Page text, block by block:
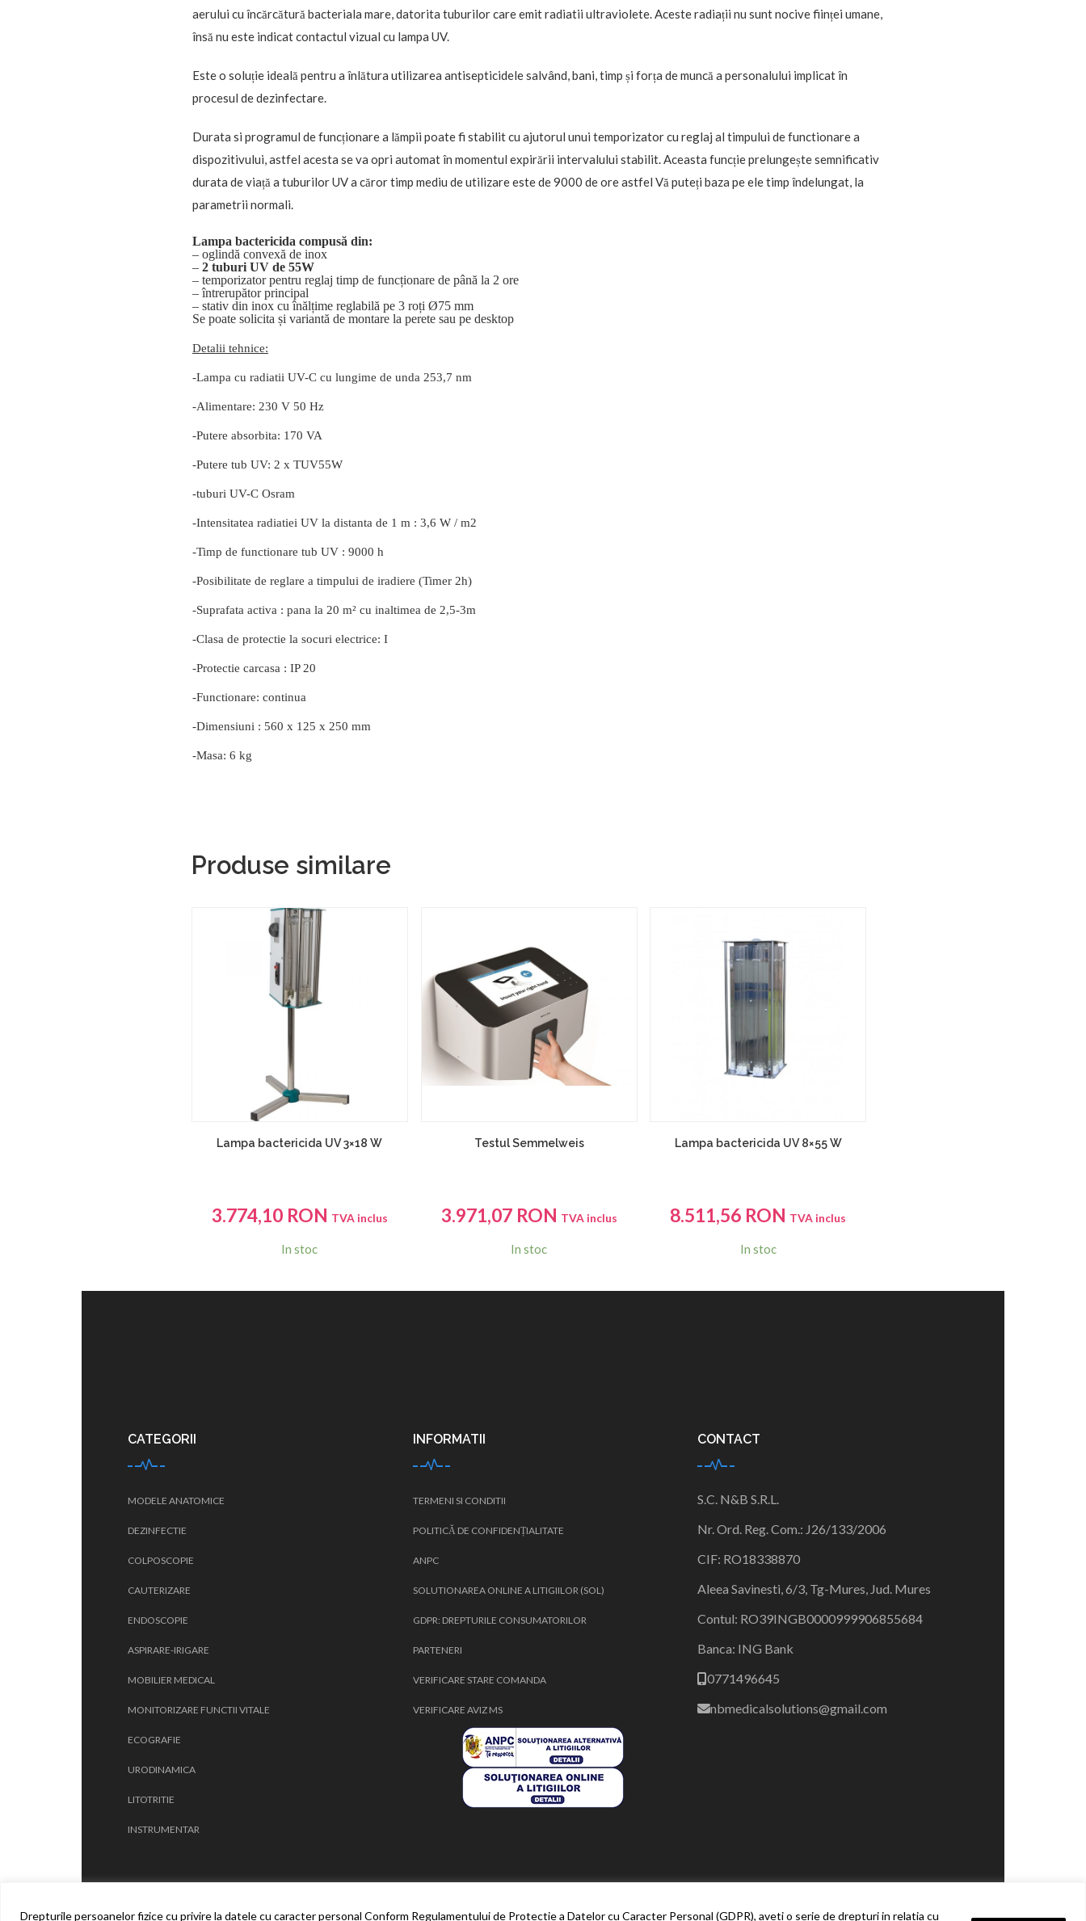
Drepturile persoanelor fizice cu privire la datele cu caracter personal Conform Regulamentului de Protectie a Datelor cu Caracter Personal (GDPR), aveti o serie de drepturi in relatia cu
aerului cu încărcătură bacteriala mare, datorita tuburilor care emit radiatii ultraviolete. Aceste radiații nu sunt nocive ființei umane,
însă nu este indicat contactul vizual cu lampa UV.
Este o soluție ideală pentru a înlătura utilizarea antisepticidele salvând, bani, timp și forța de muncă a personalului implicat în
procesul de dezinfectare.
Durata si programul de funcționare a lămpii poate fi stabilit cu ajutorul unui temporizator cu reglaj al timpului de functionare a
dispozitivului, astfel acesta se va opri automat în momentul expirării intervalului stabilit. Aceasta funcție prelungește semnificativ
durata de viață a tuburilor UV a căror timp mediu de utilizare este de 9000 de ore astfel Vă puteți baza pe ele timp îndelungat, la
parametrii normali.
Lampa bactericida compusă din:
– oglindă convexă de inox
– 2 tuburi UV de 55W
– temporizator pentru reglaj timp de funcționare de până la 2 ore
– întrerupător principal
– stativ din inox cu înălțime reglabilă pe 3 roți Ø75 mm
Se poate solicita și variantă de montare la perete sau pe desktop
Detalii tehnice:
-Lampa cu radiatii UV-C cu lungime de unda 253,7 nm
-Alimentare: 230 V 50 Hz
-Putere absorbita: 170 VA
-Putere tub UV: 2 x TUV55W
-tuburi UV-C Osram
-Intensitatea radiatiei UV la distanta de 1 m : 3,6 W / m2
-Timp de functionare tub UV : 9000 h
-Posibilitate de reglare a timpului de iradiere (Timer 2h)
-Suprafata activa : pana la 20 m² cu inaltimea de 2,5-3m
-Clasa de protectie la socuri electrice: I
-Protectie carcasa : IP 20
-Functionare: continua
-Dimensiuni : 560 x 125 x 250 mm
-Masa: 6 kg
Produse similare
Lampa bactericida UV 3×18 W
3.774,10 RON TVA inclus
In stoc
Testul Semmelweis
3.971,07 RON TVA inclus
In stoc
Lampa bactericida UV 8×55 W
8.511,56 RON TVA inclus
In stoc
CATEGORII
MODELE ANATOMICE
DEZINFECTIE
COLPOSCOPIE
CAUTERIZARE
ENDOSCOPIE
ASPIRARE-IRIGARE
MOBILIER MEDICAL
MONITORIZARE FUNCTII VITALE
ECOGRAFIE
URODINAMICA
LITOTRITIE
INSTRUMENTAR
INFORMATII
TERMENI SI CONDITII
POLITICĂ DE CONFIDENȚIALITATE
ANPC
SOLUTIONAREA ONLINE A LITIGIILOR (SOL)
GDPR: DREPTURILE CONSUMATORILOR
PARTENERI
VERIFICARE STARE COMANDA
VERIFICARE AVIZ MS
CONTACT
S.C. N&B S.R.L.
Nr. Ord. Reg. Com.: J26/133/2006
CIF: RO18338870
Aleea Savinesti, 6/3, Tg-Mures, Jud. Mures
Contul: RO39INGB0000999906855684
Banca: ING Bank
0771496645
nbmedicalsolutions@gmail.com